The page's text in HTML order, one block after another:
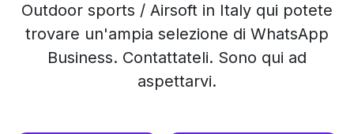
Outdoor sports / Airsoft in Italy qui potete
trovare un'ampia selezione di WhatsApp
Business. Contattateli. Sono qui ad
aspettarvi.